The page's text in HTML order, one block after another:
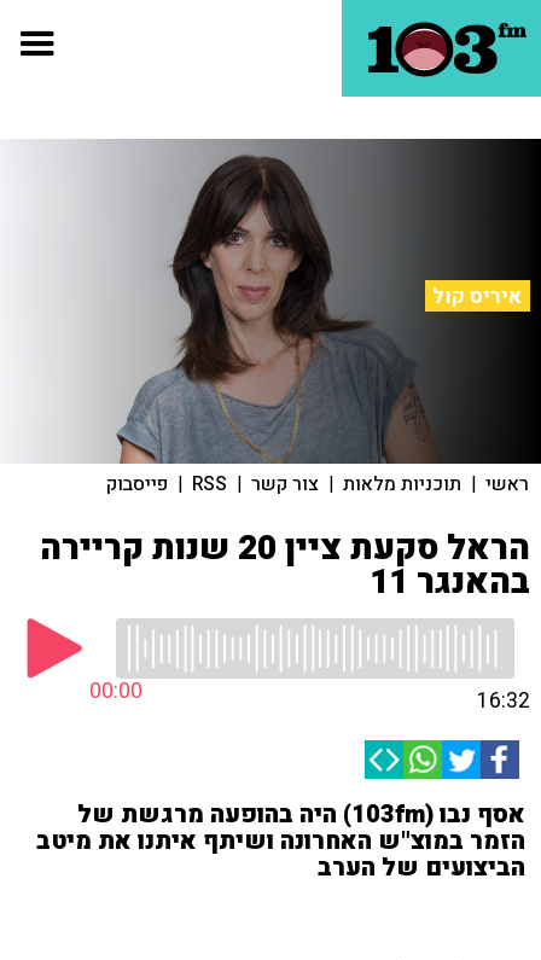
איריס קול
ראשי | תוכניות מלאות | צור קשר |
RSS
| פייסבוק
הראל סקעת ציין 20 שנות קריירה
בהאנגר 11
00:00 16:32
אסף נבו (103fm) היה בהופעה מרגשת של
הזמר במוצ"ש האחרונה ושיתף איתנו את מיטב
הביצועים של הערב